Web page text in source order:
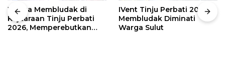
Warga Membludak di
Kejuaraan Tinju Perbati
2026, Memperebutkan
IVent Tinju Perbati 2026
Membludak Diminati
Warga Sulut